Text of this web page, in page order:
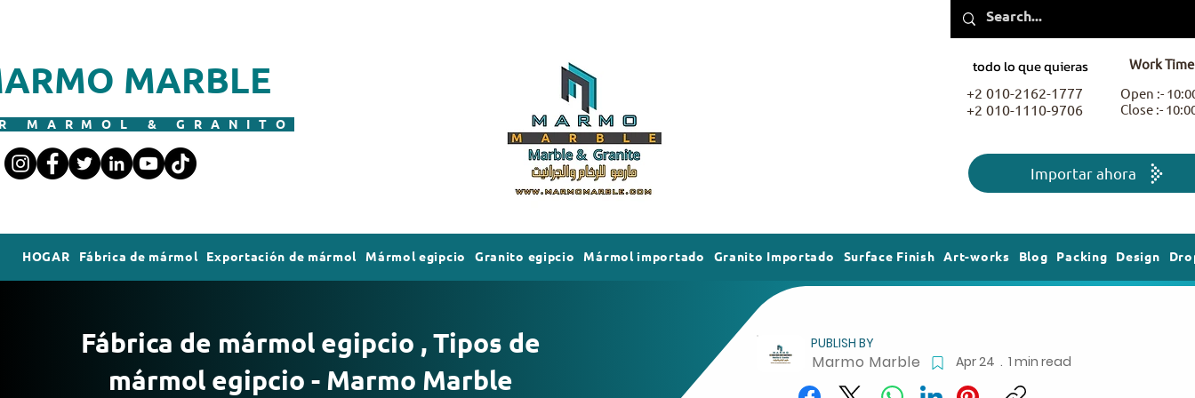
MARBLE
MARMOL & GRANITO
todo lo que quieras
+2 010-2162-1777
+2 010-1110-9706
Work Time
Open :-
Close :-
Importar ahora
HOGAR Fábrica de mármol Exportación de mármol Mármol egipcio Granito egipcio Mármol importado Granito Importado Surface Finish Art-works Blog Packing Design
Fábrica de mármol egipcio , Tipos de
mármol egipcio - Marmo Marble
Marmo Marble
PUBLISH BY
Apr 24 . 1 min read